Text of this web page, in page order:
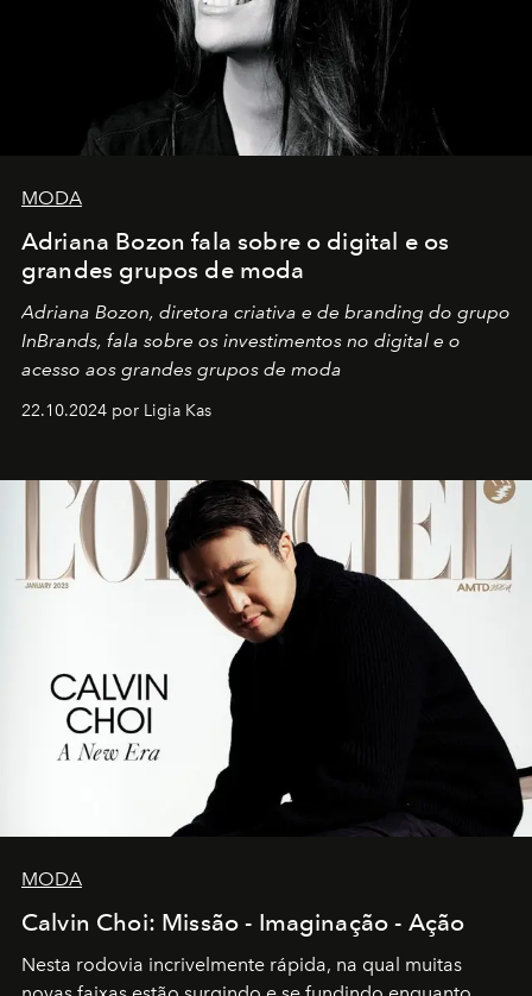
MODA
Adriana Bozon fala sobre o digital e os
grandes grupos de moda
Adriana Bozon, diretora criativa e de branding do grupo
InBrands, fala sobre os investimentos no digital e o
acesso aos grandes grupos de moda
22.10.2024 por Ligia Kas
MODA
Calvin Choi: Missão - Imaginação - Ação
Nesta rodovia incrivelmente rápida, na qual muitas